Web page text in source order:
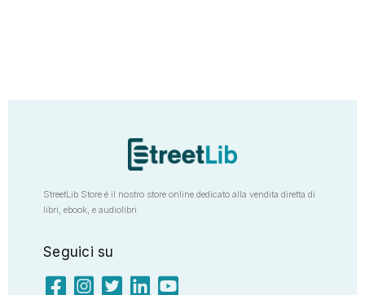
StreetLib Store è il nostro store online dedicato alla vendita diretta di
libri, ebook, e audiolibri
Seguici su